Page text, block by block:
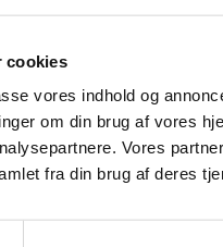
cookies
vores indhold og
om din brug af vores
Vores
fra din brug af deres